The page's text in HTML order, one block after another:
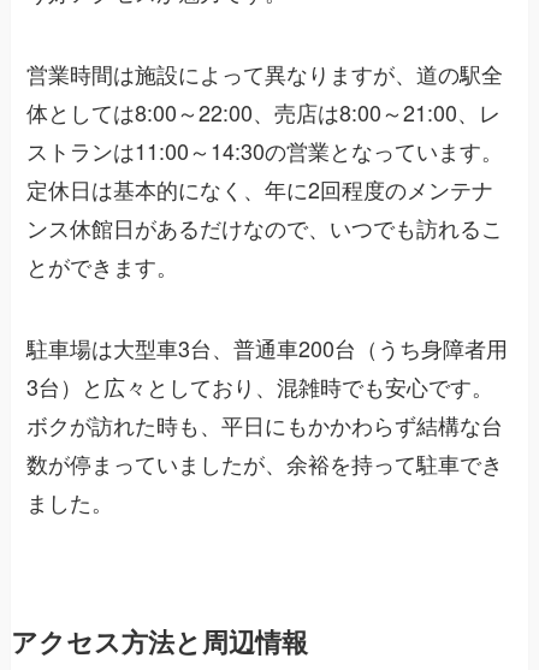
営業時間は施設によって異なりますが、道の駅全
体としては8:00～22:00、売店は8:00～21:00、レ
ストランは11:00～14:30の営業となっています。
定休日は基本的になく、年に2回程度のメンテナ
ンス休館日があるだけなので、いつでも訪れるこ
とができます。
駐車場は大型車3台、普通車200台（うち身障者用
3台）と広々としており、混雑時でも安心です。
ボクが訪れた時も、平日にもかかわらず結構な台
数が停まっていましたが、余裕を持って駐車でき
ました。
アクセス方法と周辺情報